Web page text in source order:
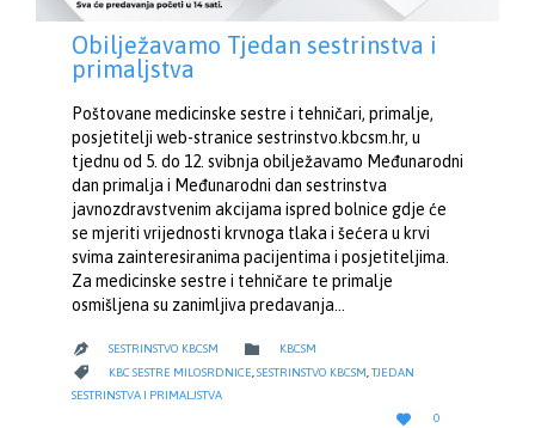
Obilježavamo Tjedan sestrinstva i
primaljstva
Poštovane medicinske sestre i tehničari, primalje,
posjetitelji web-stranice sestrinstvo.kbcsm.hr, u
tjednu od 5. do 12. svibnja obilježavamo Međunarodni
dan primalja i Međunarodni dan sestrinstva
javnozdravstvenim akcijama ispred bolnice gdje će
se mjeriti vrijednosti krvnoga tlaka i šećera u krvi
svima zainteresiranima pacijentima i posjetiteljima.
Za medicinske sestre i tehničare te primalje
osmišljena su zanimljiva predavanja…
 SESTRINSTVO KBCSM  CATEGORY
KBCSM
 CATEGORY
KBC SESTRE MILOSRDNICE SESTRINSTVO KBCSM TJEDAN
SESTRINSTVA I PRIMALJSTVA

LOVE
0